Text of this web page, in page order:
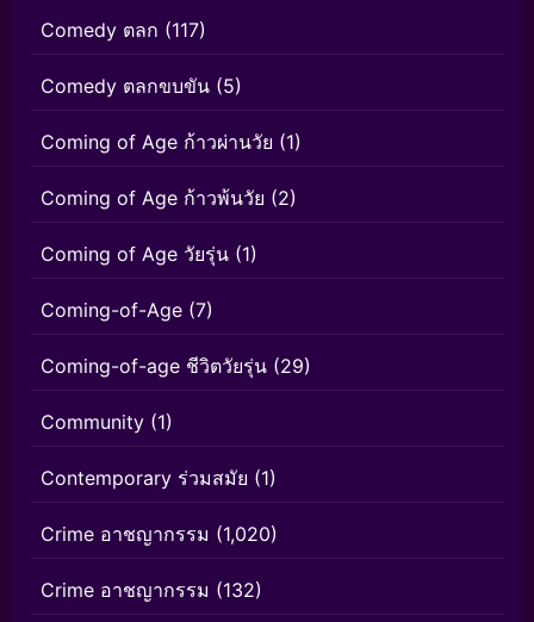
Comedy ตลก (117)
Comedy ตลกขบขัน (5)
Coming of Age ก้าวผ่านวัย (1)
Coming of Age ก้าวพ้นวัย (2)
Coming of Age วัยรุ่น (1)
Coming-of-Age (7)
Coming-of-age ชีวิตวัยรุ่น (29)
Community (1)
Contemporary ร่วมสมัย (1)
Crime อาชญากรรม (1,020)
Crime อาชญากรรม (132)